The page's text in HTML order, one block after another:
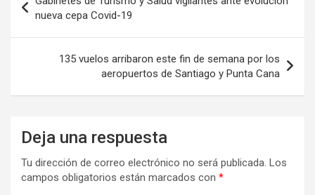
de
entradas
nueva cepa Covid-19
135 vuelos arribaron este fin de semana por los
aeropuertos de Santiago y Punta Cana
Deja una respuesta
Tu dirección de correo electrónico no será publicada. Los
campos obligatorios están marcados con *